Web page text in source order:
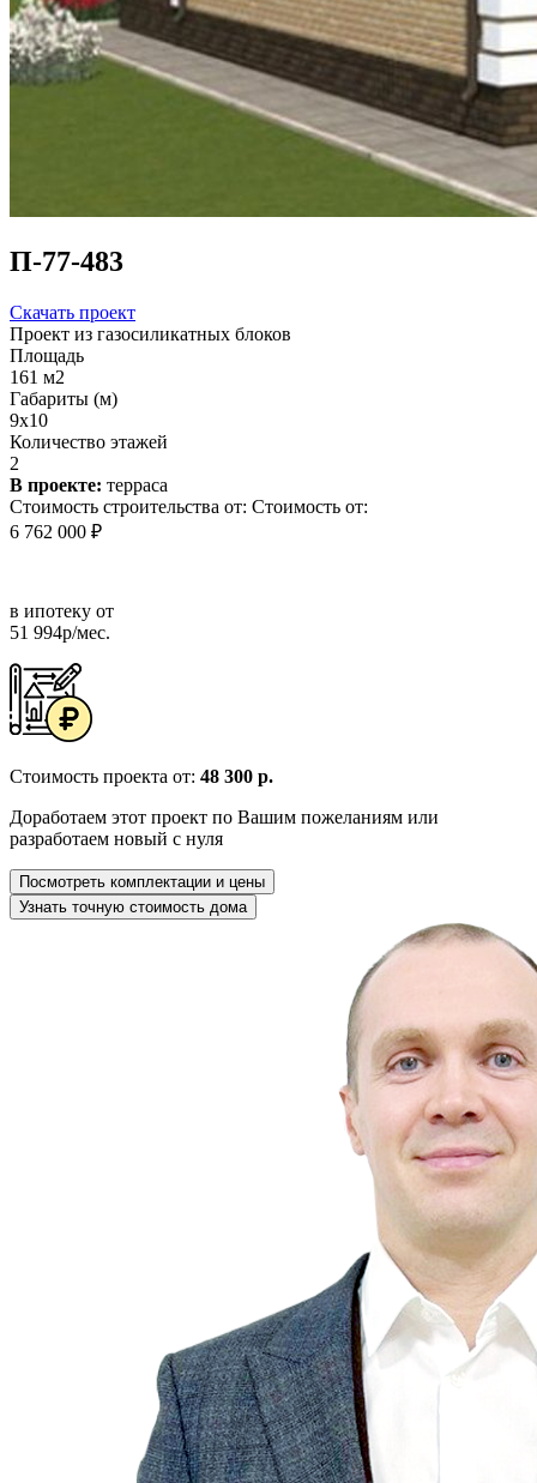
П-77-483
Скачать проект
Проект из газосиликатных блоков
Площадь
161 м2
Габариты (м)
9х10
Количество этажей
2
В проекте: терраса
Стоимость строительства от: Стоимость от:
6 762 000 ₽
в ипотеку от
51 994р/мес.
Стоимость проекта от: 48 300 р.
Доработаем этот проект по Вашим пожеланиям или
разработаем новый с нуля
Посмотреть комплектации и цены
Узнать точную стоимость дома